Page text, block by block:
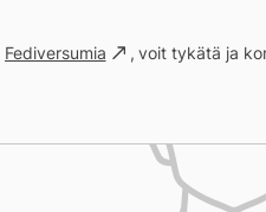
Fediversumia
, voit tykätä ja